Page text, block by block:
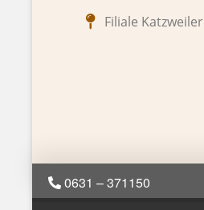
Filiale Katzweiler
0631 – 371150